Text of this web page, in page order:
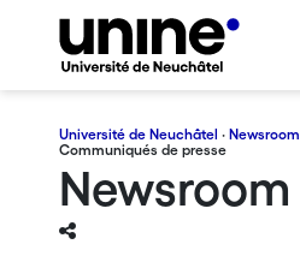
Université de Neuchâtel · Newsroom
Communiqués de presse
Newsroom